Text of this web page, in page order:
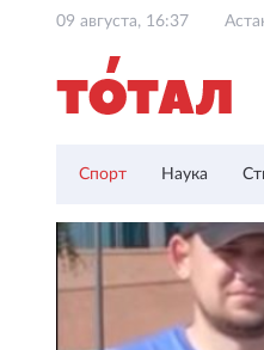
09 августа, 16:37
Спорт Наука